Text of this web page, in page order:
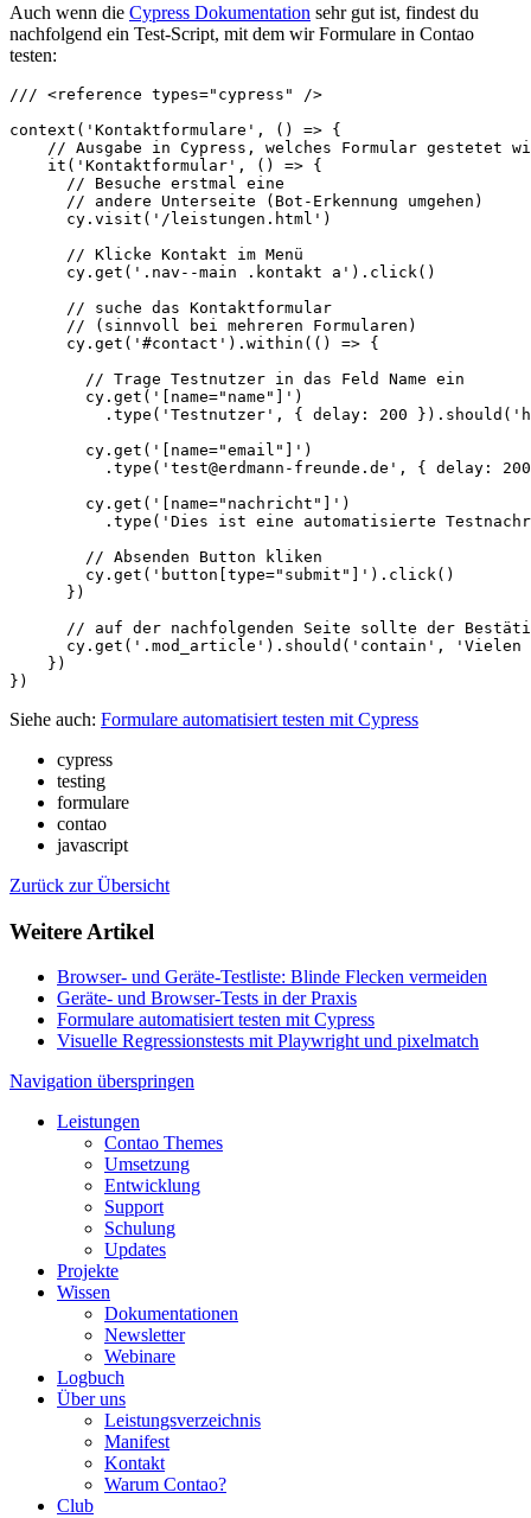
Auch wenn die Cypress Dokumentation sehr gut ist, findest du
nachfolgend ein Test-Script, mit dem wir Formulare in Contao
testen:
/// <reference types="cypress" />
context('Kontaktformulare', () => {
// Ausgabe in Cypress, welches Formular gestetet
    it('Kontaktformular', () => {
      // Besuche erstmal eine
      // andere Unterseite (Bot-Erkennung umgehen)
      cy.visit('/leistungen.html')
      // Klicke Kontakt im Menü
      cy.get('.nav--main .kontakt a').click()
      // suche das Kontaktformular
      // (sinnvoll bei mehreren Formularen)
      cy.get('#contact').within(() => {
        // Trage Testnutzer in das Feld Name ein
        cy.get('[name="name"]')
.type('Testnutzer', { delay: 200
        cy.get('[name="email"]')
.type('test@erdmann-freunde.de', { delay:
        cy.get('[name="nachricht"]')
.type('Dies ist eine automatisierte
        // Absenden Button kliken
        cy.get('button[type="submit"]').click()
      })
// auf der nachfolgenden Seite sollte der
cy.get('.mod_article').should('contain', 'Vielen
    })
Siehe auch: Formulare automatisiert testen mit Cypress
cypress
testing
formulare
contao
javascript
Zurück zur Übersicht
Weitere Artikel
Browser- und Geräte-Testliste: Blinde Flecken vermeiden
Geräte- und Browser-Tests in der Praxis
Formulare automatisiert testen mit Cypress
Visuelle Regressionstests mit Playwright und pixelmatch
Navigation überspringen
Leistungen
Contao Themes
Umsetzung
Entwicklung
Support
Schulung
Updates
Projekte
Wissen
Dokumentationen
Newsletter
Webinare
Logbuch
Über uns
Leistungsverzeichnis
Manifest
Kontakt
Warum Contao?
Club